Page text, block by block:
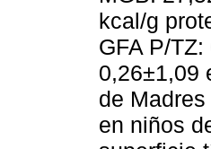
kcal/g
GFA P/
0,26±1,09
de
en niños